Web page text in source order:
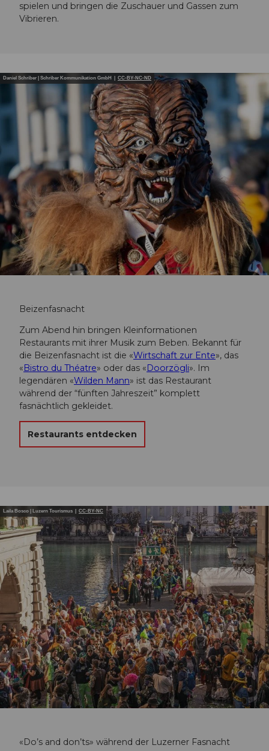
spielen und bringen die Zuschauer und Gassen zum
Vibrieren.
Daniel Schriber | Schriber Kommunikation GmbH | CC-BY-NC-ND
Beizenfasnacht
Zum Abend hin bringen Kleinformationen
Restaurants mit ihrer Musik zum Beben. Bekannt für
die Beizenfasnacht ist die «Wirtschaft zur Ente», das
«Bistro du Théatre» oder das «Doorzögli». Im
legendären «Wilden Mann» ist das Restaurant
während der “fünften Jahreszeit” komplett
fasnächtlich gekleidet.
Restaurants entdecken
Laila Bosco | Luzern Tourismus | CC-BY-NC
«Do’s and don’ts» während der Luzerner Fasnacht